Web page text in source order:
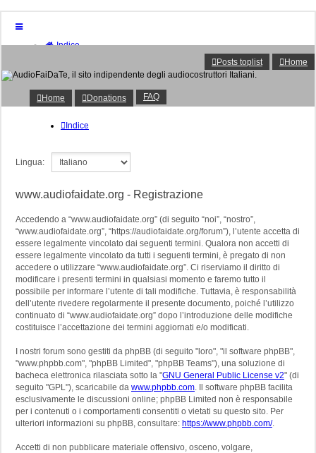
Indice
FAQ
Posts toplist
Home
Login
Posts toplist Home
Home Donations FAQ
Indice
Lingua:
www.audiofaidate.org - Registrazione
Accedendo a “www.audiofaidate.org” (di seguito “noi”, “nostro”,
“www.audiofaidate.org”, “https://audiofaidate.org/forum”), l’utente accetta di
essere legalmente vincolato dai seguenti termini. Qualora non accetti di
essere legalmente vincolato da tutti i seguenti termini, è pregato di non
accedere o utilizzare “www.audiofaidate.org”. Ci riserviamo il diritto di
modificare i presenti termini in qualsiasi momento e faremo tutto il
possibile per informare l’utente di tali modifiche. Tuttavia, è responsabilità
dell’utente rivedere regolarmente il presente documento, poiché l’utilizzo
continuato di “www.audiofaidate.org” dopo l’introduzione delle modifiche
costituisce l’accettazione dei termini aggiornati e/o modificati.
I nostri forum sono gestiti da phpBB (di seguito "loro", "il software phpBB",
"www.phpbb.com", "phpBB Limited", "phpBB Teams"), una soluzione di
bacheca elettronica rilasciata sotto la "GNU General Public License v2" (di
seguito "GPL"), scaricabile da www.phpbb.com . Il software phpBB facilita
esclusivamente le discussioni online; phpBB Limited non è responsabile
per i contenuti o i comportamenti consentiti o vietati su questo sito. Per
ulteriori informazioni su phpBB, consultare: https://www.phpbb.com/.
Accetti di non pubblicare materiale offensivo, osceno, volgare,